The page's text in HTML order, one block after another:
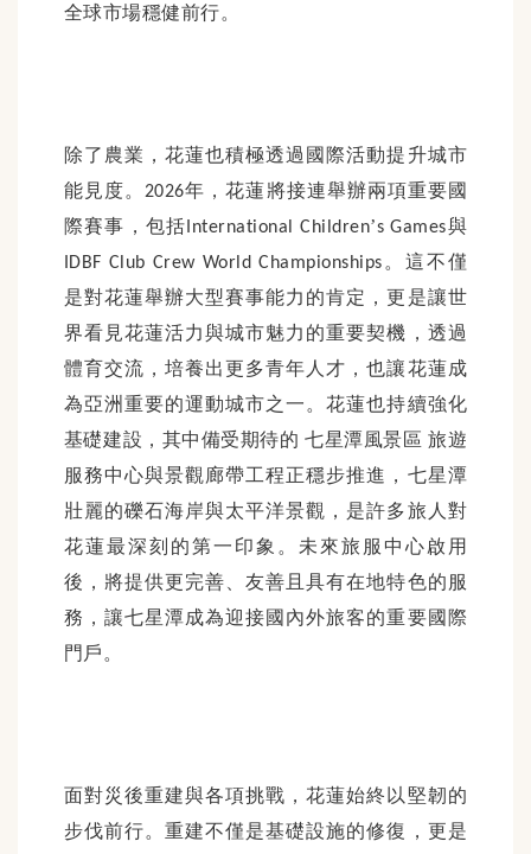
全球市場穩健前行。
除了農業，花蓮也積極透過國際活動提升城市
能見度。 2026年，花蓮將接連舉辦兩項重要國
際賽事，包括 International Children’s Games與
IDBF Club Crew World Championships 。這不僅
是對花蓮舉辦大型賽事能力的肯定，更是讓世
界看見花蓮活力與城市魅力的重要契機，透過
體育交流，培養出更多青年人才，也讓花蓮成
為亞洲重要的運動城市之一。花蓮也持續強化
基礎建設，其中備受期待的 七星潭風景區 旅遊
服務中心與景觀廊帶工程正穩步推進，七星潭
壯麗的礫石海岸與太平洋景觀，是許多旅人對
花蓮最深刻的第一印象。未來旅服中心啟用
後，將提供更完善、友善且具有在地特色的服
務，讓七星潭成為迎接國內外旅客的重要國際
門戶。
面對災後重建與各項挑戰，花蓮始終以堅韌的
步伐前行。重建不僅是基礎設施的修復，更是